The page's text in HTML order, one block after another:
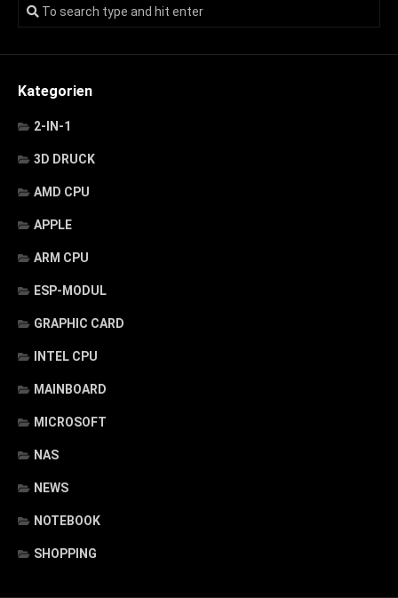
Kategorien
2-IN-1
3D DRUCK
AMD CPU
APPLE
ARM CPU
ESP-MODUL
GRAPHIC CARD
INTEL CPU
MAINBOARD
MICROSOFT
NAS
NEWS
NOTEBOOK
SHOPPING